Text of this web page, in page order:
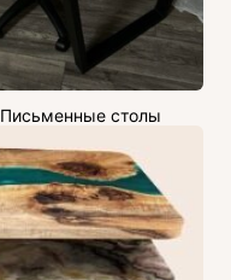
Письменные столы